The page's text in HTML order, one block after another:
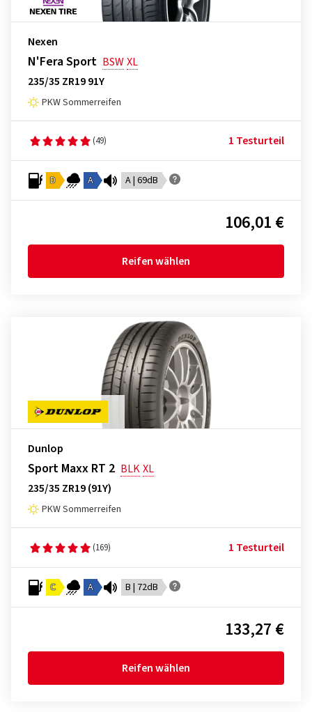
Nexen
N'Fera Sport BSWXL
235/35 ZR19 91Y
PKW Sommerreifen
(49) 1 Testurteil
D A A | 69dB
106,01 €
Reifen wählen
Dunlop
Sport Maxx RT 2 BLKXL
235/35 ZR19 (91Y)
PKW Sommerreifen
(169) 1 Testurteil
C A B | 72dB
133,27 €
Reifen wählen